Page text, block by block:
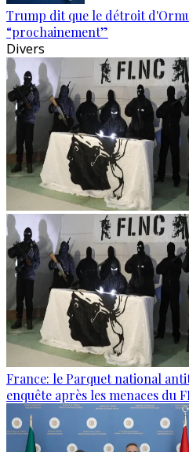
Trump dit que le détroit
“prochainement”
Divers
France: le Parquet national
enquête après les menaces du